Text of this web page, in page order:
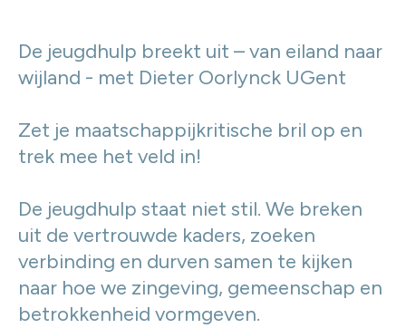
De jeugdhulp breekt uit – van eiland naar
wijland - met Dieter Oorlynck UGent
Zet je maatschappijkritische bril op en
trek mee het veld in!
De jeugdhulp staat niet stil. We breken
uit de vertrouwde kaders, zoeken
verbinding en durven samen te kijken
naar hoe we zingeving, gemeenschap en
betrokkenheid vormgeven.